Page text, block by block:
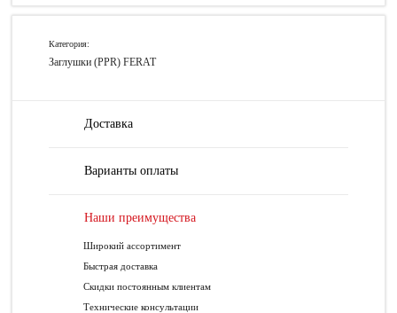
Категория:
Заглушки (PPR) FERAT
Доставка
Варианты оплаты
Наши преимущества
Широкий ассортимент
Быстрая доставка
Скидки постоянным клиентам
Технические консультации